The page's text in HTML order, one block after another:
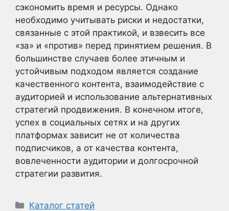
сэкономить время и ресурсы. Однако
необходимо учитывать риски и недостатки,
связанные с этой практикой, и взвесить все
«за» и «против» перед принятием решения. В
большинстве случаев более этичным и
устойчивым подходом является создание
качественного контента, взаимодействие с
аудиторией и использование альтернативных
стратегий продвижения. В конечном итоге,
успех в социальных сетях и на других
платформах зависит не от количества
подписчиков, а от качества контента,
вовлеченности аудитории и долгосрочной
стратегии развития.
Рубрики
Каталог статей